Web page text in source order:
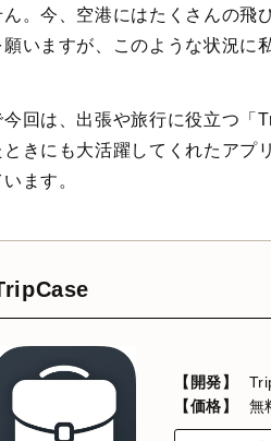
ん。今、空港にはたくさんの飛
願いますが、このような状況に
今回は、出張や旅行に役立つ「
ときにも大活躍してくれたアプ
ます。
【開発】
【価格】
無